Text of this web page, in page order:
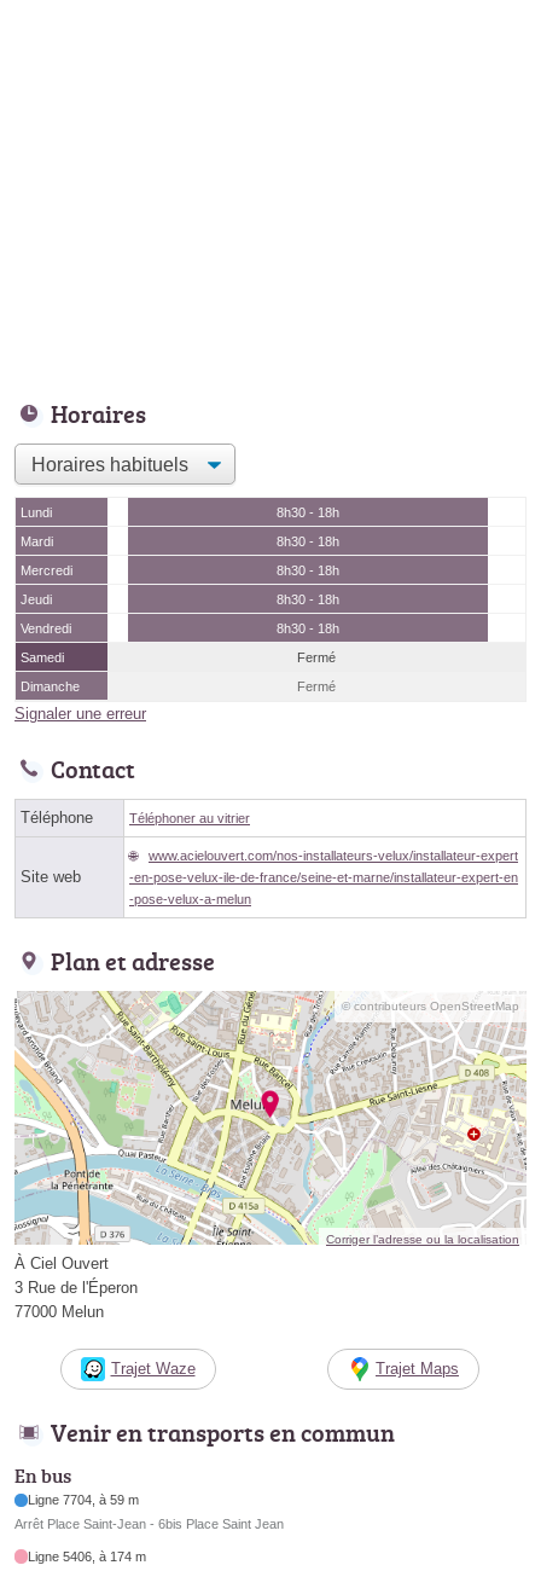
Horaires
Lundi
8h30 - 18h
Mardi
8h30 - 18h
Mercredi
8h30 - 18h
Jeudi
8h30 - 18h
Vendredi
8h30 - 18h
Samedi
Fermé
Dimanche
Fermé
Signaler une erreur
Contact
Téléphone Téléphoner au vitrier
Site web
www.acielouvert.com/nos-installateurs-velux/installateur-expert
-en-pose-velux-ile-de-france/seine-et-marne/installateur-expert-en
-pose-velux-a-melun
Plan et adresse
© contributeurs OpenStreetMap
Corriger l’adresse ou la localisation
À Ciel Ouvert
3 Rue de l'Éperon
77000 Melun
Trajet Waze Trajet Maps
Venir en transports en commun
En bus
Ligne 7704, à 59 m
Arrêt Place Saint-Jean - 6bis Place Saint Jean
Ligne 5406, à 174 m